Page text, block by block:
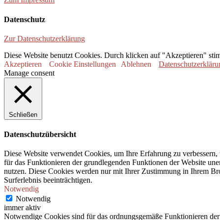
Datenschutz
Zur Datenschutzerklärung
Diese Website benutzt Cookies. Durch klicken auf "Akzeptieren"
Akzeptieren
Cookie Einstellungen Ablehnen
Manage consent
Schließen
Datenschutzübersicht
Diese Website verwendet Cookies, um Ihre Erfahrung zu
für das Funktionieren der grundlegenden Funktionen der Website
nutzen. Diese Cookies werden nur mit Ihrer Zustimmung in Ihrem
Surferlebnis beeinträchtigen.
Notwendig
Notwendig
immer aktiv
Notwendige Cookies sind für das ordnungsgemäße Funktionieren